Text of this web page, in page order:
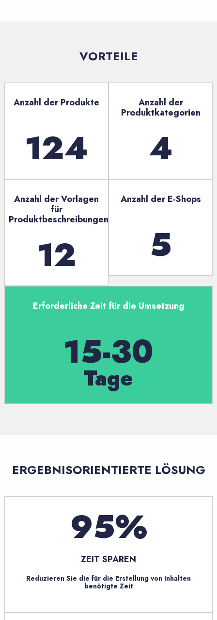
VORTEILE
Anzahl der Produkte
124
Anzahl der
Produktkategorien
4
Anzahl der Vorlagen
für
Produktbeschreibungen
12
Anzahl der E-Shops
5
Erforderliche Zeit für die Umsetzung
15-30
Tage
ERGEBNISORIENTIERTE LÖSUNG
95
ZEIT SPAREN
Reduzieren Sie die für die Erstellung von Inhalten
benötigte Zeit